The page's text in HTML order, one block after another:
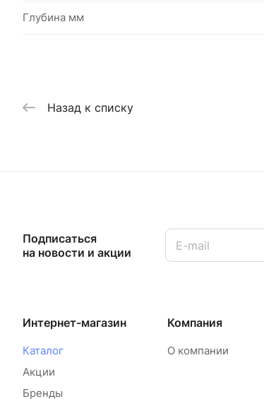
Глубина мм
Назад к списку
Подписаться
на новости и акции
Интернет-магазин
Каталог
Акции
Бренды
Компания
О компании